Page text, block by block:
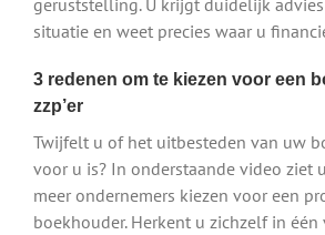
situatie en weet precies waar u
3 redenen om te kiezen voor een
zzp’er
Twijfelt u of het uitbesteden van uw
voor u is? In onderstaande video ziet
meer ondernemers kiezen voor een
boekhouder. Herkent u zichzelf in één